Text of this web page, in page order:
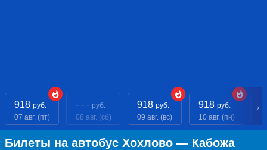
918 руб.
07 авг. (пт)
- - - руб.
08 авг. (сб)
918 руб.
09 авг. (вс)
918 руб.
10 авг. (пн)
Билеты на автобус Хохлово — Кабожа